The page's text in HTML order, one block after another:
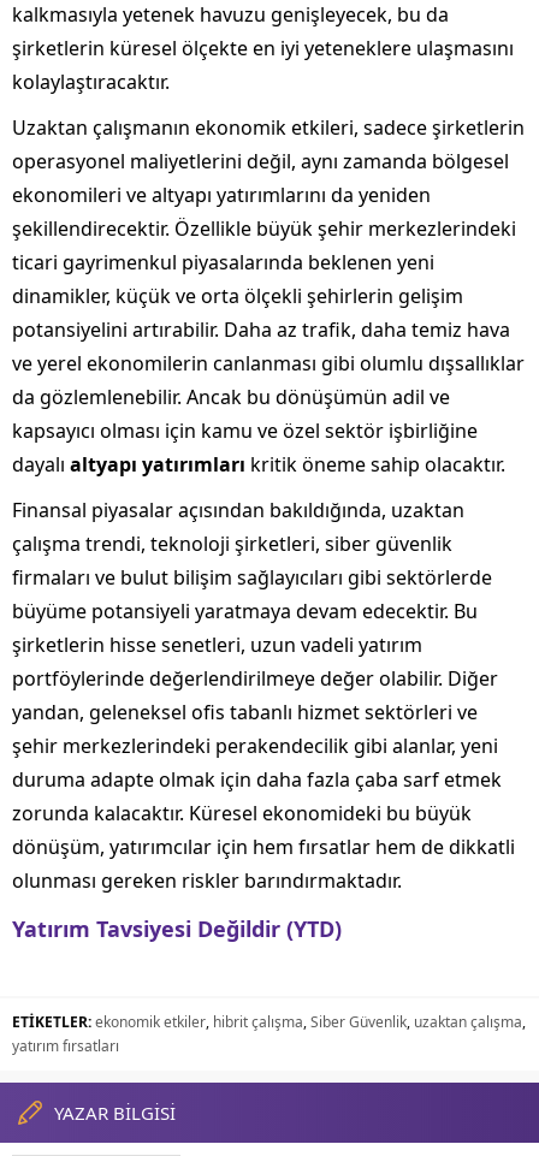
kalkmasıyla yetenek havuzu genişleyecek, bu da
şirketlerin küresel ölçekte en iyi yeteneklere ulaşmasını
kolaylaştıracaktır.
Uzaktan çalışmanın ekonomik etkileri, sadece şirketlerin
operasyonel maliyetlerini değil, aynı zamanda bölgesel
ekonomileri ve altyapı yatırımlarını da yeniden
şekillendirecektir. Özellikle büyük şehir merkezlerindeki
ticari gayrimenkul piyasalarında beklenen yeni
dinamikler, küçük ve orta ölçekli şehirlerin gelişim
potansiyelini artırabilir. Daha az trafik, daha temiz hava
ve yerel ekonomilerin canlanması gibi olumlu dışsallıklar
da gözlemlenebilir. Ancak bu dönüşümün adil ve
kapsayıcı olması için kamu ve özel sektör işbirliğine
dayalı altyapı yatırımları kritik öneme sahip olacaktır.
Finansal piyasalar açısından bakıldığında, uzaktan
çalışma trendi, teknoloji şirketleri, siber güvenlik
firmaları ve bulut bilişim sağlayıcıları gibi sektörlerde
büyüme potansiyeli yaratmaya devam edecektir. Bu
şirketlerin hisse senetleri, uzun vadeli yatırım
portföylerinde değerlendirilmeye değer olabilir. Diğer
yandan, geleneksel ofis tabanlı hizmet sektörleri ve
şehir merkezlerindeki perakendecilik gibi alanlar, yeni
duruma adapte olmak için daha fazla çaba sarf etmek
zorunda kalacaktır. Küresel ekonomideki bu büyük
dönüşüm, yatırımcılar için hem fırsatlar hem de dikkatli
olunması gereken riskler barındırmaktadır.
Yatırım Tavsiyesi Değildir (YTD)
ETİKETLER:ekonomik etkiler, hibrit çalışma,Siber Güvenlik, uzaktan çalışma,
yatırım fırsatları
YAZAR BİLGİSİ